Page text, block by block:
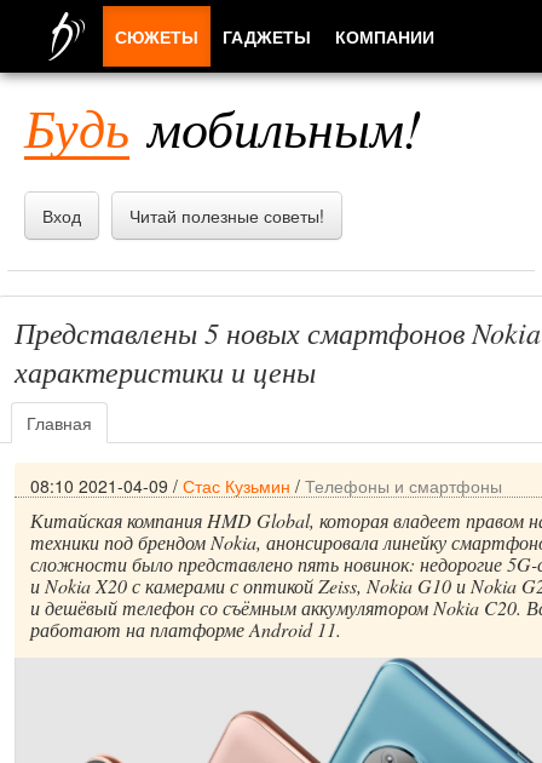
Будь мобильным!
Вход Читай полезные советы!
Представлены 5 новых смартфонов
характеристики и цены
Главная
08:10 2021-04-09 / Стас Кузьмин / Телефоны и смартфоны
Китайская компания HMD Global, которая владеет правом
техники под брендом Nokia, анонсировала линейку
сложности было представлено пять новинок: недорогие
и Nokia X20 с камерами с оптикой Zeiss, Nokia G10 и Nokia
и дешёвый телефон со съёмным аккумулятором Nokia C20.
работают на платформе Android 11.
СЮЖЕТЫ ГАДЖЕТЫ КОМПАНИИ
ПРИЛОЖЕНИЯ